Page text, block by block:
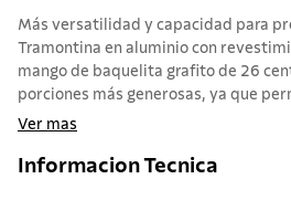
Más versatilidad y capacidad para
Tramontina en aluminio con
mango de baquelita grafito de 26
porciones más generosas, ya que
Ver mas
Informacion Tecnica